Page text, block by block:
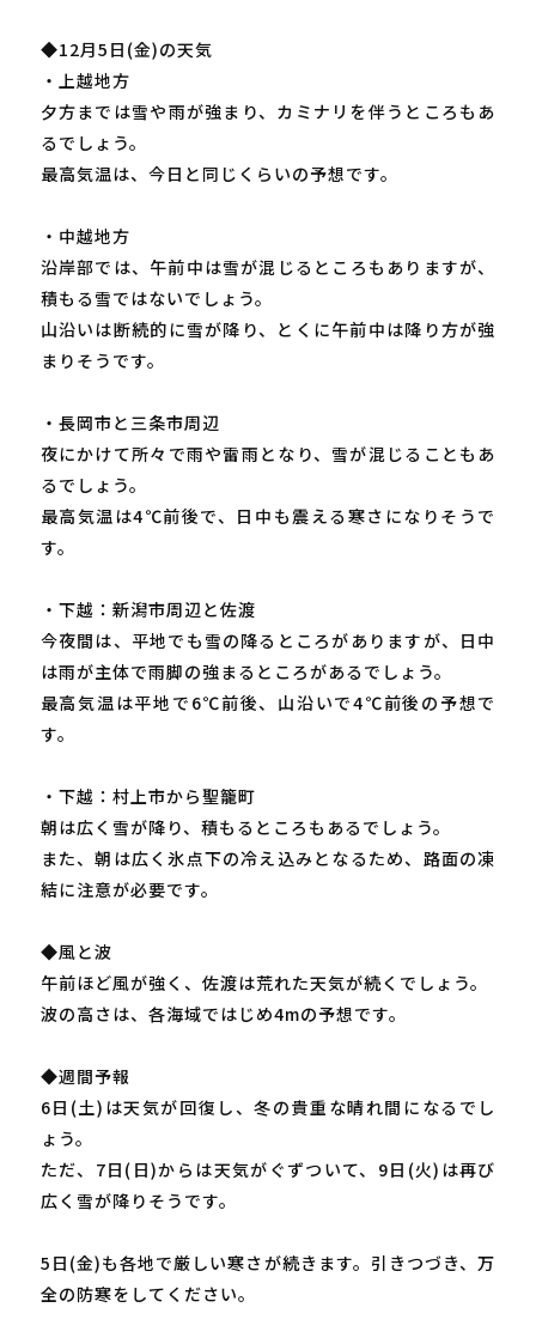
◆12月5日(金)の天気
・上越地方
夕方までは雪や雨が強まり、カミナリを伴うところもあ
るでしょう。
最高気温は、今日と同じくらいの予想です。
・中越地方
沿岸部では、午前中は雪が混じるところもありますが、
積もる雪ではないでしょう。
山沿いは断続的に雪が降り、とくに午前中は降り方が強
まりそうです。
・長岡市と三条市周辺
夜にかけて所々で雨や雷雨となり、雪が混じることもあ
るでしょう。
最高気温は4℃前後で、日中も震える寒さになりそうで
す。
・下越：新潟市周辺と佐渡
今夜間は、平地でも雪の降るところがありますが、日中
は雨が主体で雨脚の強まるところがあるでしょう。
最高気温は平地で6℃前後、山沿いで4℃前後の予想で
す。
・下越：村上市から聖籠町
朝は広く雪が降り、積もるところもあるでしょう。
また、朝は広く氷点下の冷え込みとなるため、路面の凍
結に注意が必要です。
◆風と波
午前ほど風が強く、佐渡は荒れた天気が続くでしょう。
波の高さは、各海域ではじめ4mの予想です。
◆週間予報
6日(土)は天気が回復し、冬の貴重な晴れ間になるでし
ょう。
ただ、7日(日)からは天気がぐずついて、9日(火)は再び
広く雪が降りそうです。
5日(金)も各地で厳しい寒さが続きます。引きつづき、万
全の防寒をしてください。